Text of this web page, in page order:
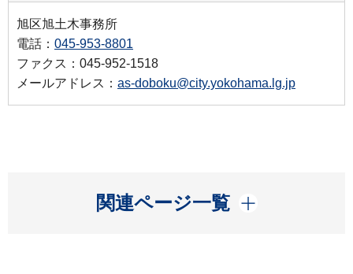
旭区旭土木事務所
電話： 045-953-8801
ファクス：045-952-1518
メールアドレス： as-doboku@city.yokohama.lg.jp
関連ページ一覧
開く